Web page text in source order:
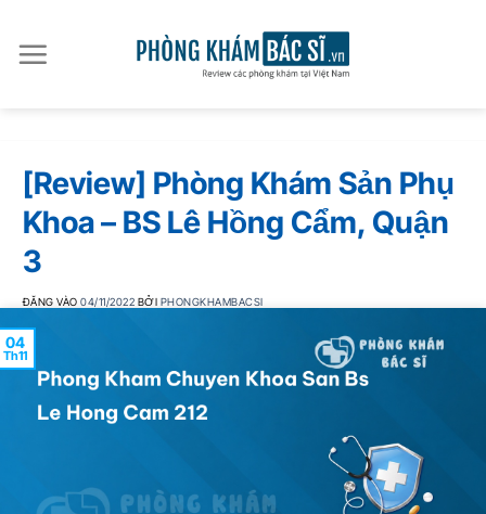
qua
nội
[Review] Phòng Khám Sản Phụ
Khoa – BS Lê Hồng Cẩm, Quận
3
ĐĂNG VÀO04/11/2022 BỞI PHONGKHAMBACSI
04
Th11